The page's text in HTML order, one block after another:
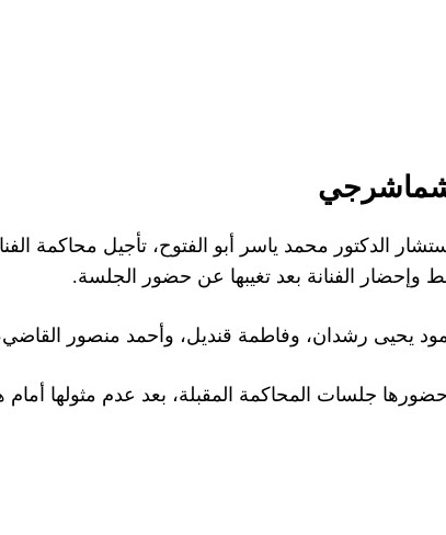
يحيى رشدان، وفاطمة قنديل، وأحمد منصور
جلسات المحاكمة المقبلة، بعد عدم مثولها أمام